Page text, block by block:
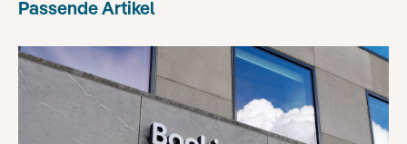
Passende Artikel